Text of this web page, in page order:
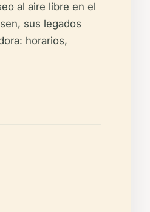
al aire libre en el
sus legados
horarios,